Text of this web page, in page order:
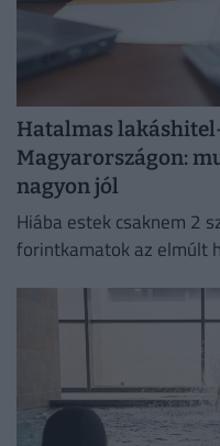
Hatalmas
Magyarországon:
nagyon jól
Hiába estek csaknem 2
forintkamatok az elmúlt